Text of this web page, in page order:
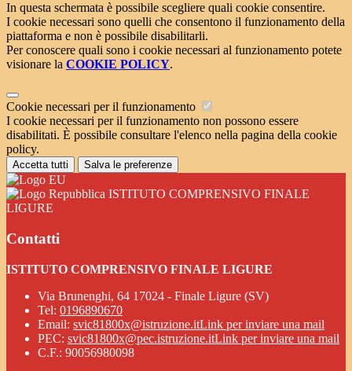
In questa schermata è possibile scegliere quali cookie consentire.
I cookie necessari sono quelli che consentono il funzionamento della
piattaforma e non è possibile disabilitarli.
Per conoscere quali sono i cookie necessari al funzionamento potete
visionare la COOKIE POLICY.
Cookie necessari per il funzionamento
I cookie necessari per il funzionamento non possono essere
disabilitati. È possibile consultare l'elenco nella pagina della cookie
policy.
Accetta tutti Salva le preferenze
ISTITUTO COMPRENSIVO FINALE
LIGURE
Contatti
ISTITUTO COMPRENSIVO FINALE LIGURE
Via Brunenghi, 64 17024 - Finale Ligure (SV)
Tel: 0196890670
Email: svic81800x@istruzione.itLink per inviare una mail
PEC: svic81800x@pec.istruzione.itLink per inviare una mail
C.F.: 90056980098